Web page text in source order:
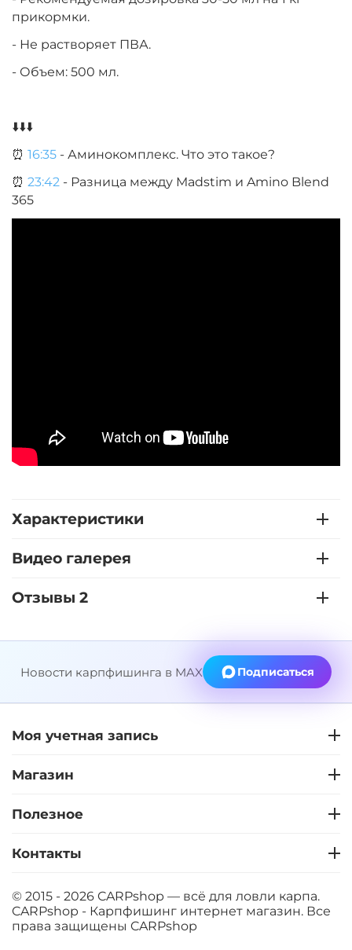
прикормки.
- Не растворяет ПВА.
- Объем: 500 мл.
⬇️⬇️⬇️
⏰ 16:35 - Аминокомплекс. Что это такое?
⏰ 23:42 - Разница между Madstim и Amino Blend
365
Характеристики
Видео галерея
Отзывы 2
Новости карпфишинга в MAX Подписаться
Моя учетная запись
Магазин
Полезное
Контакты
© 2015 - 2026 CARPshop — всё для ловли карпа.
CARPshop - Карпфишинг интернет магазин. Все
права защищены CARPshop